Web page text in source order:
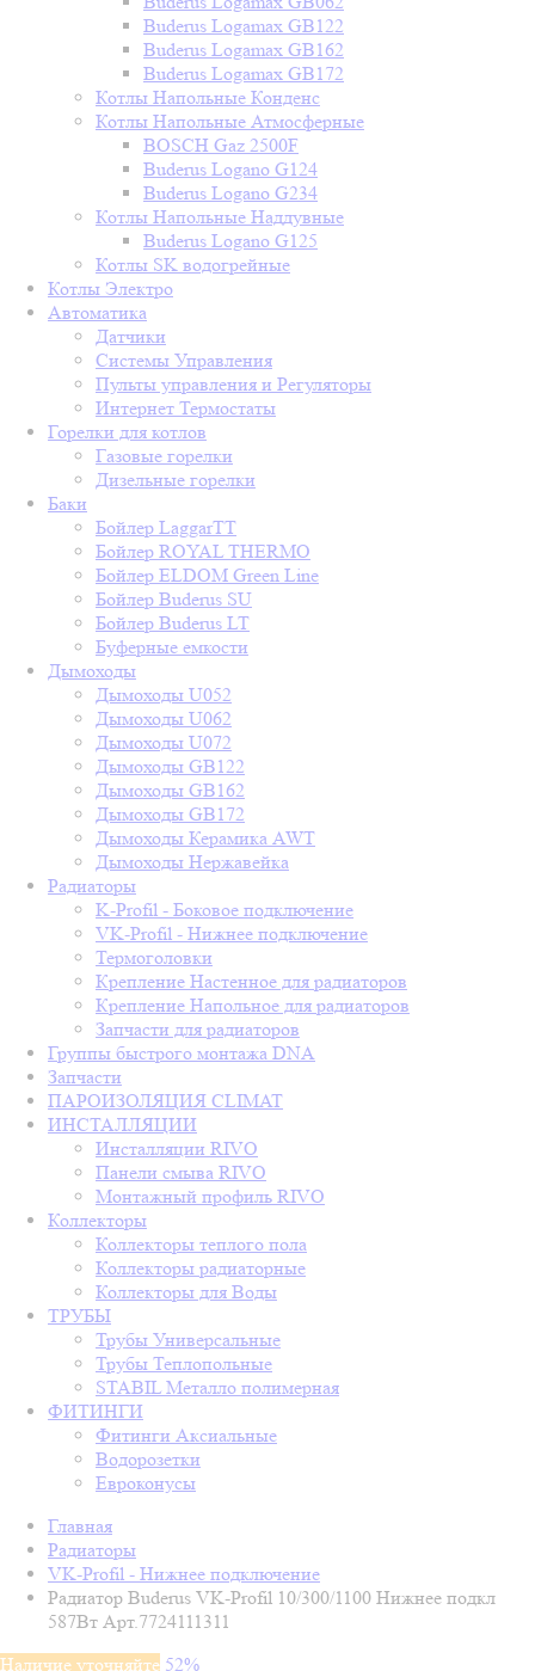
Buderus Logamax GB122
Buderus Logamax GB162
Buderus Logamax GB172
Котлы Напольные Конденс
Котлы Напольные Атмосферные
BOSCH Gaz 2500F
Buderus Logano G124
Buderus Logano G234
Котлы Напольные Наддувные
Buderus Logano G125
Котлы SK водогрейные
Котлы Электро
Автоматика
Датчики
Системы Управления
Пульты управления и Регуляторы
Интернет Термостаты
Горелки для котлов
Газовые горелки
Дизельные горелки
Баки
Бойлер LaggarTT
Бойлер ROYAL THERMO
Бойлер ELDOM Green Line
Бойлер Buderus SU
Бойлер Buderus LT
Буферные емкости
Дымоходы
Дымоходы U052
Дымоходы U062
Дымоходы U072
Дымоходы GB122
Дымоходы GB162
Дымоходы GB172
Дымоходы Керамика AWT
Дымоходы Нержавейка
Радиаторы
K-Profil - Боковое подключение
VK-Profil - Нижнее подключение
Термоголовки
Крепление Настенное для радиаторов
Крепление Напольное для радиаторов
Запчасти для радиаторов
Группы быстрого монтажа DNA
Запчасти
ПАРОИЗОЛЯЦИЯ CLIMAT
ИНСТАЛЛЯЦИИ
Инсталляции RIVO
Панели смыва RIVO
Монтажный профиль RIVO
Коллекторы
Коллекторы теплого пола
Коллекторы радиаторные
Коллекторы для Воды
ТРУБЫ
Трубы Универсальные
Трубы Теплопольные
STABIL Металло полимерная
ФИТИНГИ
Фитинги Аксиальные
Водорозетки
Евроконусы
Главная
Радиаторы
VK-Profil - Нижнее подключение
Радиатор Buderus VK-Profil 10/300/1100 Нижнее подкл
587Вт Арт.7724111311
Наличие уточняйте 52%